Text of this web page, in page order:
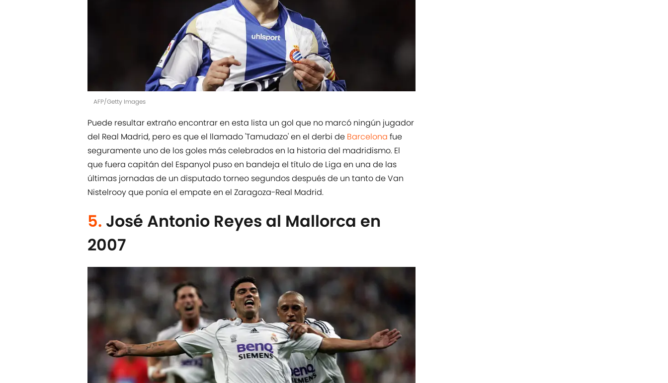
AFP/Getty Images
Puede resultar extraño encontrar en esta lista un gol que no marcó ningún jugador
del Real Madrid, pero es que el llamado 'Tamudazo' en el derbi de Barcelona fue
seguramente uno de los goles más celebrados en la historia del madridismo. El
que fuera capitán del Espanyol puso en bandeja el título de Liga en una de las
últimas jornadas de un disputado torneo segundos después de un tanto de Van
Nistelrooy que ponía el empate en el Zaragoza-Real Madrid.
5. José Antonio Reyes al Mallorca en
2007